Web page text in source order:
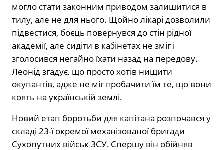
могло стати законним приводом залишитися в
тилу, але не для нього. Щойно лікарі дозволили
підвестися, боєць повернувся до стін рідної
академії, але сидіти в кабінетах не зміг і
зголосився негайно їхати назад на передову.
Леонід згадує, що просто хотів нищити
окупантів, адже не міг пробачити їм те, що вони
коять на українській землі.
Новий етап боротьби для капітана розпочався у
складі 23-ї окремої механізованої бригади
Сухопутних військ ЗСУ. Спершу він обійняв